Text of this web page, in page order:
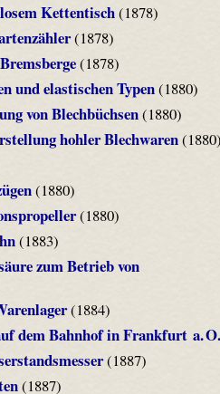
Kettentisch(1878)
(1878)
(1878)
und elastischen Typen(1880)
von Blechbüchsen(1880)
hohler Blechwaren(1880)
(1880)
(1880)
(1883)
zum Betrieb von
(1884)
dem Bahnhof in Frankfurt a. O.
(1887)
(1887)